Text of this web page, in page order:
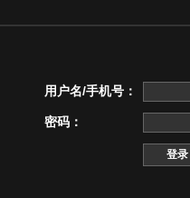
用户名/手机号：
密码：